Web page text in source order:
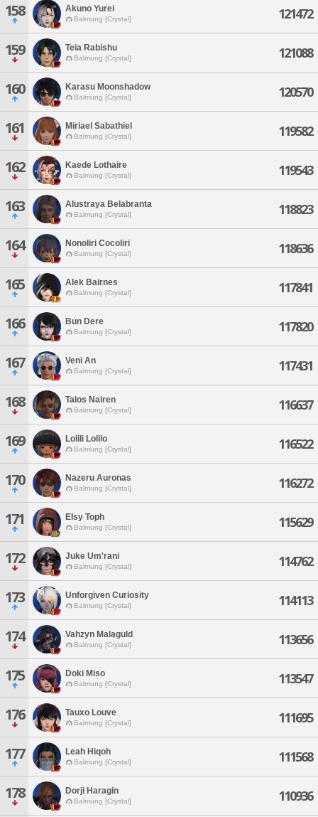
158 Akuno Yurei
Balmung [Crystal] 121472
159 Teia Rabishu
Balmung [Crystal] 121088
160 Karasu Moonshadow
Balmung [Crystal] 120570
161 Miriael Sabathiel
Balmung [Crystal] 119582
162 Kaede Lothaire
Balmung [Crystal] 119543
163 Alustraya Belabranta
Balmung [Crystal] 118823
164 Nonoliri Cocoliri
Balmung [Crystal] 118636
165 Alek Bairnes
Balmung [Crystal] 117841
166 Bun Dere
Balmung [Crystal] 117820
167 Veni An
Balmung [Crystal] 117431
168 Talos Nairen
Balmung [Crystal] 116637
169 Lolili Lolilo
Balmung [Crystal] 116522
170 Nazeru Auronas
Balmung [Crystal] 116272
171 Elsy Toph
Balmung [Crystal] 115629
172 Juke Um'rani
Balmung [Crystal] 114762
173 Unforgiven Curiosity
Balmung [Crystal] 114113
174 Vahzyn Malaguld
Balmung [Crystal] 113656
175 Doki Miso
Balmung [Crystal] 113547
176 Tauxo Louve
Balmung [Crystal] 111695
177 Leah Hiqoh
Balmung [Crystal] 111568
178 Dorji Haragin
Balmung [Crystal] 110936